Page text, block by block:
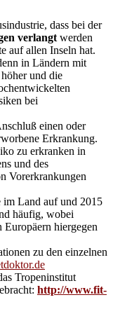
dass bei der
verlangt werden
auf allen Inseln hat.
in Ländern mit
und die
bei
einen oder
Erkrankung.
zu erkranken in
und des
Vorerkrankungen
im Land auf und 2015
häufig, wobei
hiergegen
zu den einzelnen
Tropeninstitut
http://www.fit-